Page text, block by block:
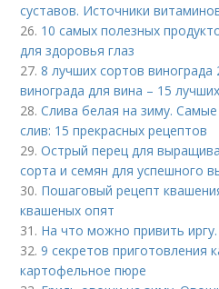
суставов. Источники
26. 10 самых полезных
для здоровья глаз
27.8 лучших сортов винограда
винограда для вина – 15
28.Слива белая на зиму. Самые
слив: 15 прекрасных рецептов
29.Острый перец для
сорта и семян для успешного
30. Пошаговый рецепт
квашеных опят
31. На что можно привить
32.9 секретов приготовления
картофельное пюре